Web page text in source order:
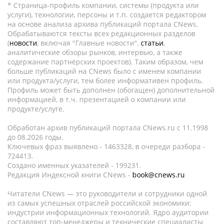
* Страница-профиль компании, системы (продукта или
услуги), технологии, персоны и т.п. создается редактором
на основе анализа архива публикаций портала CNews.
Обрабатываются тексты всех редакционных разделов
(новости, включая "Главные новости", статьи,
аналитические обзоры рынков, интервью, а также
содержание партнёрских проектов). Таким образом, чем
больше публикаций на CNews было с именем компании
или продукта/услуги, тем более информативен профиль.
Профиль может быть дополнен (обогащен) дополнительной
информацией, в т.ч. презентацией о компании или
продукте/услуге.
Обработан архив публикаций портала CNews.ru c 11.1998
до 08.2026 годы.
Ключевых фраз выявлено - 1463328, в очереди разбора -
724413.
Создано именных указателей - 199231.
Редакция Индексной книги CNews - book@cnews.ru
Читатели CNews — это руководители и сотрудники одной
из самых успешных отраслей российской экономики:
индустрии информационных технологий. Ядро аудитории
составляют топ-менеджеры и технические специалисты